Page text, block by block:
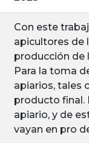
Con este
apicultores de
producción de
Para la toma
apiarios, tales
producto final.
apiario, y de
vayan en pro